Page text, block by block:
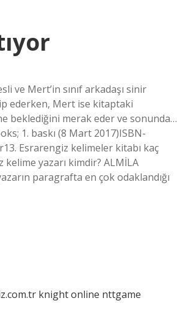
ve Mert’in sınıf arkadaşı sinir
ederken, Mert ise kitaptaki
beklediğini merak eder ve sonunda…
1. baskı (8 Mart 2017)ISBN-
Esrarengiz kelimeler kitabı kaç
kelime yazarı kimdir? ALMİLA
paragrafta en çok odaklandığı
knight online nttgame